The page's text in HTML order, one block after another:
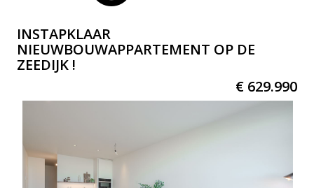
INSTAPKLAAR
NIEUWBOUWAPPARTEMENT OP DE
ZEEDIJK !
€ 629.990